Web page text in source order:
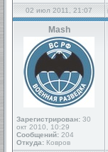
02 июл 2011, 21:07
Mash
Зарегистрирован: 30
окт 2010, 10:29
Сообщений: 204
Откуда: Ковров